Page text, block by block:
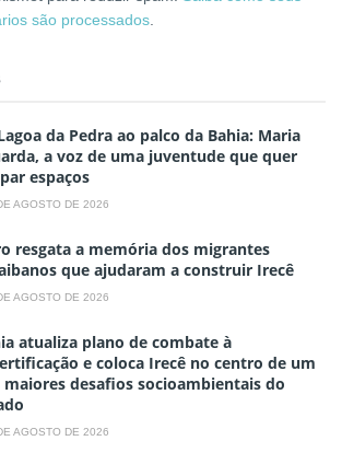
são processados.
da Pedra ao palco da Bahia: Maria
a voz de uma juventude que quer
espaços
AGOSTO DE 2026
resgata a memória dos migrantes
que ajudaram a construir Irecê
AGOSTO DE 2026
atualiza plano de combate à
e coloca Irecê no centro de um
maiores desafios socioambientais do
AGOSTO DE 2026